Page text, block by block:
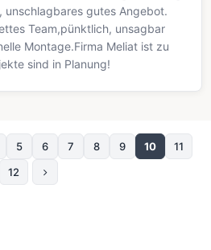
unschlagbares gutes Angebot.
Team,pünktlich, unsagbar
Montage.Firma Meliat ist zu
sind in Planung!
5 6 7 8 9 10
11
12
Следующая страница